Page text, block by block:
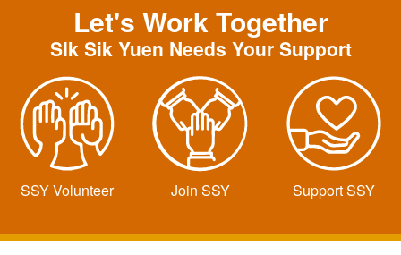
Let's Work Together
SIk Sik Yuen Needs Your Support
SSY Volunteer Join SSY Support SSY